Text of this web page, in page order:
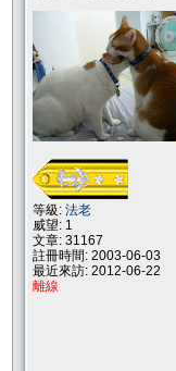
等級: 法老
威望: 1
文章: 31167
註冊時間: 2003-06-03
最近來訪: 2012-06-22
離線